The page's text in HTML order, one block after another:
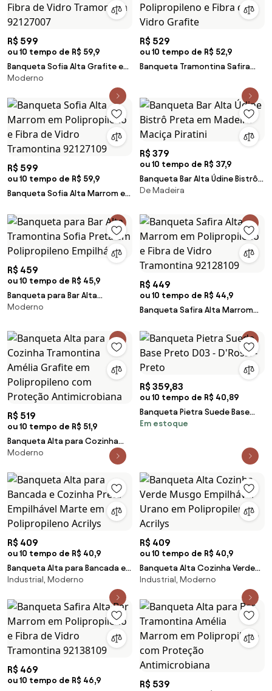
R$ 599
ou 10 tempo de R$ 59,9
Banqueta Sofia Alta Grafite em
Polipropileno e Fibra de Vidro
Moderno
R$ 529
ou 10 tempo de R$ 52,9
Banqueta Tramontina Safira
Polipropileno e Fibra de Vidro
Grafite
R$ 599
ou 10 tempo de R$ 59,9
Banqueta Sofia Alta Marrom em
Tramontina 92127109
R$ 379
ou 10 tempo de R$ 37,9
Banqueta Bar Alta Údine Bistrô
Preta em Madeira Maciça
De Madeira
R$ 459
ou 10 tempo de R$ 45,9
Banqueta para Bar Alta
Tramontina Sofia Preta em
Moderno
R$ 449
ou 10 tempo de R$ 44,9
Banqueta Safira Alta Marrom
Vidro Tramontina 92128109
R$ 519
ou 10 tempo de R$ 51,9
Banqueta Alta para Cozinha
Tramontina Amélia Grafite em
Polipropileno com Proteção
Antimicrobiana
Moderno
R$ 359,83
ou 10 tempo de R$ 40,89
Banqueta Pietra Suede Base
Preto D03 - D'Rossi - Preto
Em estoque
R$ 409
ou 10 tempo de R$ 40,9
Banqueta Alta para Bancada e
Cozinha Preta Empilhável Marte
Industrial, Moderno
R$ 409
ou 10 tempo de R$ 40,9
Banqueta Alta Cozinha Verde
Musgo Empilhável Urano em
Industrial, Moderno
R$ 469
ou 10 tempo de R$ 46,9
R$ 539